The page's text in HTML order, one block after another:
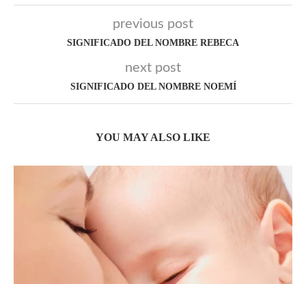
previous post
SIGNIFICADO DEL NOMBRE REBECA
next post
SIGNIFICADO DEL NOMBRE NOEMÍ
YOU MAY ALSO LIKE